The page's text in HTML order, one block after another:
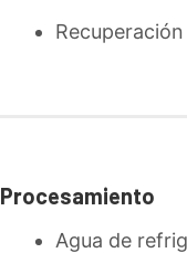
Procesamiento
Agua de